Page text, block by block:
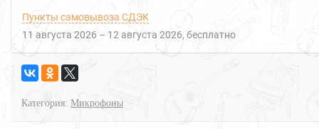
Пункты самовывоза СДЭК
11 августа 2026 – 12 августа 2026 Бесплатно
Категория: Микрофоны